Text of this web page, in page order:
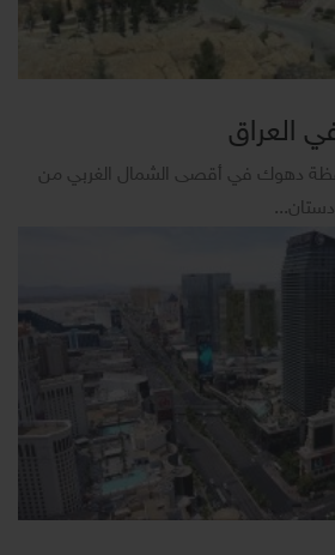
العراق
دهوك في أقصى الشمال الغربي من